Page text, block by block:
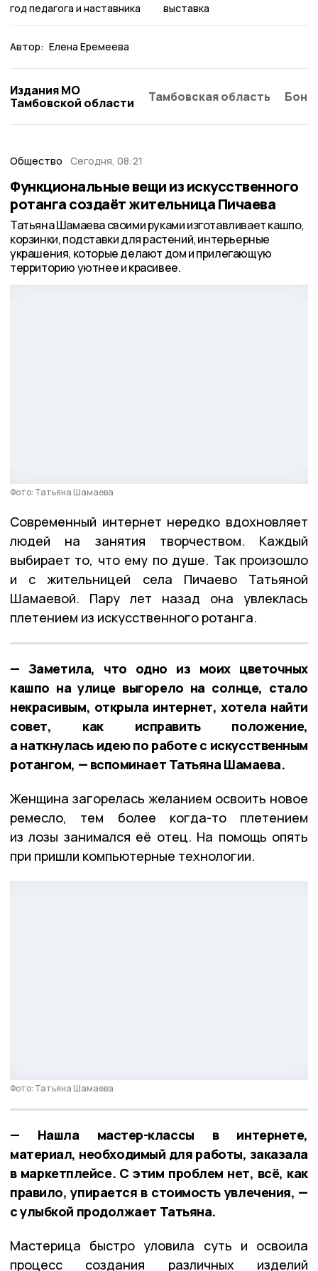
год педагога и наставника выставка
Автор: Елена Еремеева
Издания МО
Тамбовской области
Тамбовская область
Общество Сегодня, 08:21
Функциональные вещи из искусственного
ротанга создаёт жительница Пичаева
Татьяна Шамаева своими руками изготавливает кашпо,
корзинки, подставки для растений, интерьерные
украшения, которые делают дом и прилегающую
территорию уютнее и красивее.
Фото: Татьяна Шамаева
Современный интернет нередко вдохновляет
людей на занятия творчеством. Каждый
выбирает то, что ему по душе. Так произошло
и с жительницей села Пичаево Татьяной
Шамаевой. Пару лет назад она увлеклась
плетением из искусственного ротанга.
— Заметила, что одно из моих цветочных
кашпо на улице выгорело на солнце, стало
некрасивым, открыла интернет, хотела найти
совет, как исправить положение,
а наткнулась идею по работе с искусственным
ротангом, — вспоминает Татьяна Шамаева.
Женщина загорелась желанием освоить новое
ремесло, тем более когда-то плетением
из лозы занимался её отец. На помощь опять
при пришли компьютерные технологии.
Фото: Татьяна Шамаева
— Нашла мастер-классы в интернете,
материал, необходимый для работы, заказала
в маркетплейсе. С этим проблем нет, всё, как
правило, упирается в стоимость увлечения, —
с улыбкой продолжает Татьяна.
Мастерица быстро уловила суть и освоила
процесс создания различных изделий